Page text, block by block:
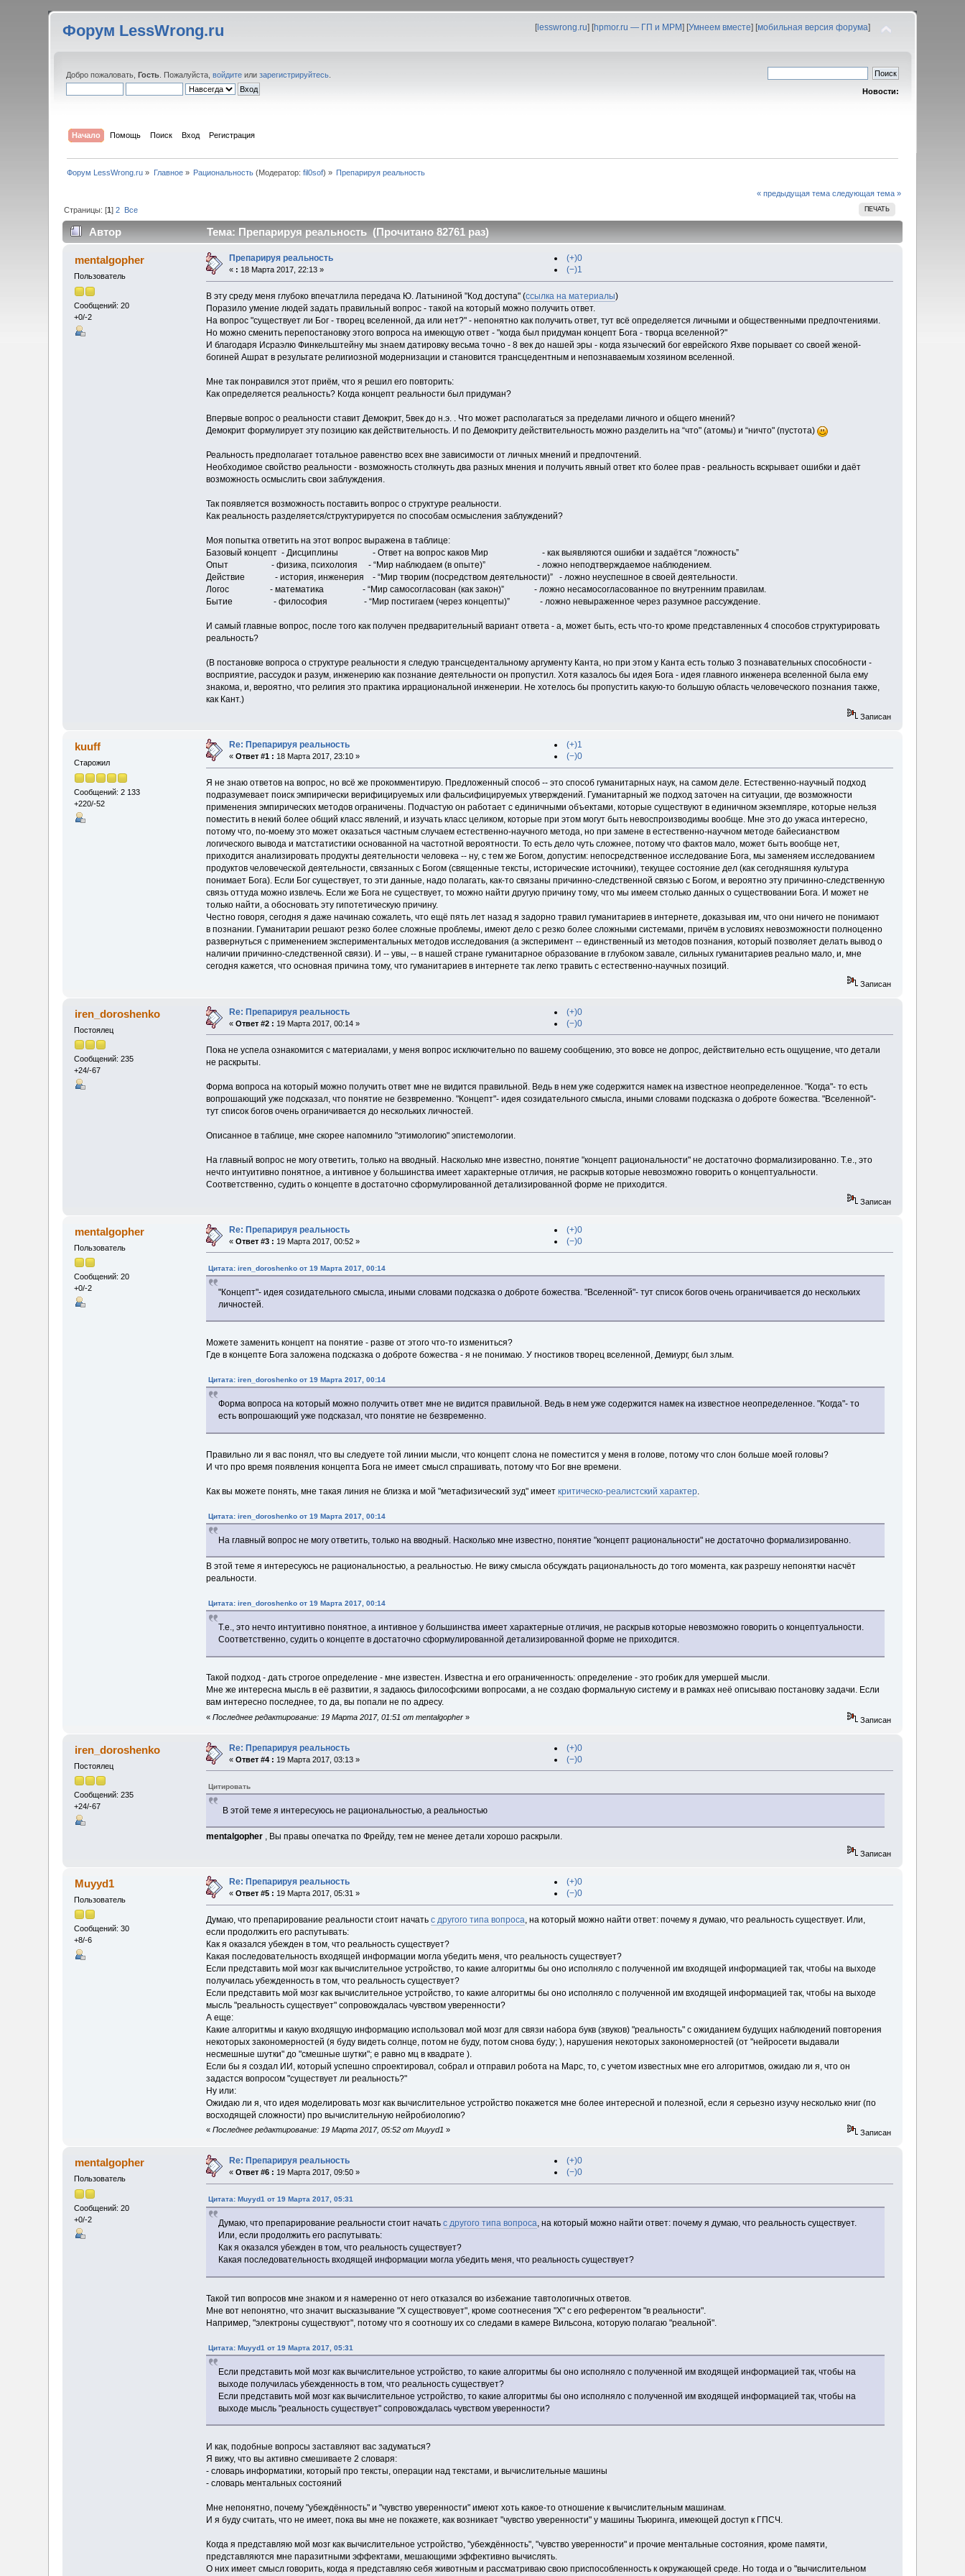
Форум LessWrong.ru [lesswrong.ru] [hpmor.ru — ГП и МРМ] [Умнеем вместе] [мобильная версия форума]
Добро пожаловать,Гость . Пожалуйста,войдите илизарегистрируйтесь
Новости:
Начало Помощь Поиск Вход Регистрация
Форум LessWrong.ru » Главное» Рациональность (Модератор:fil0sof) » Препарируя реальность
« предыдущая тема следующая тема »
ПЕЧАТЬ
Страницы: [1]2 Все
Автор Тема: Препарируя реальность (Прочитано 82761 раз)
mentalgopher
Пользователь
Сообщений: 20
+0/-2
Препарируя реальность
« : 18 Марта 2017, 22:13 »
(+)0
(−)1
В эту среду меня глубоко впечатлила передача Ю. Латыниной "Код доступа" (ссылка на материалы)
Поразило умение людей задать правильный вопрос - такой на который можно получить ответ.
На вопрос "существует ли Бог - творец вселенной, да или нет?" - непонятно как получить ответ, тут всё определяется личными и общественными предпочтениями.
Но можно сменить перепостановку этого вопроса на имеющую ответ - "когда был придуман концепт Бога - творца вселенной?"
И благодаря Исраэлю Финкельштейну мы знаем датировку весьма точно - 8 век до нашей эры - когда языческий бог еврейского Яхве порывает со своей женой-
богиней Ашрат в результате религиозной модернизации и становится трансцедентным и непознаваемым хозяином вселенной.
Мне так понравился этот приём, что я решил его повторить:
Как определяется реальность? Когда концепт реальности был придуман?
Впервые вопрос о реальности ставит Демокрит, 5век до н.э. . Что может располагаться за пределами личного и общего мнений?
Демокрит формулирует эту позицию как действительность. И по Демокриту действительность можно разделить на “что" (атомы) и “ничто" (пустота)
Реальность предполагает тотальное равенство всех вне зависимости от личных мнений и предпочтений.
Необходимое свойство реальности - возможность столкнуть два разных мнения и получить явный ответ кто более прав - реальность вскрывает ошибки и даёт
возможность осмыслить свои заблуждения.
Так появляется возможность поставить вопрос о структуре реальности.
Как реальность разделяется/структурируется по способам осмысления заблуждений?
Моя попытка ответить на этот вопрос выражена в таблице:
Базовый концепт - Дисциплины - Ответ на вопрос каков Мир - как выявляются ошибки и задаётся “ложность”
Опыт - физика, психология - “Мир наблюдаем (в опыте)” - ложно неподтверждаемое наблюдением.
Действие - история, инженерия - “Мир творим (посредством деятельности)” - ложно неуспешное в своей деятельности.
Логос - математика - “Мир самосогласован (как закон)” - ложно несамосогласованное по внутренним правилам.
Бытие - философия - “Мир постигаем (через концепты)” - ложно невыраженное через разумное рассуждение.
И самый главные вопрос, после того как получен предварительный вариант ответа - а, может быть, есть что-то кроме представленных 4 способов структурировать
реальность?
(В постановке вопроса о структуре реальности я следую трансцедентальному аргументу Канта, но при этом у Канта есть только 3 познавательных способности -
восприятие, рассудок и разум, инженерию как познание деятельности он пропустил. Хотя казалось бы идея Бога - идея главного инженера вселенной была ему
знакома, и, вероятно, что религия это практика иррациональной инженерии. Не хотелось бы пропустить какую-то большую область человеческого познания также,
как Кант.)
Записан
kuuff
Старожил
Сообщений: 2 133
+220/-52
Re: Препарируя реальность
«Ответ #1 : 18 Марта 2017, 23:10 »
(+)1
(−)0
Я не знаю ответов на вопрос, но всё же прокомментирую. Предложенный способ -- это способ гуманитарных наук, на самом деле. Естественно-научный подход
подразумевает поиск эмпирически верифицируемых или фальсифицируемых утверждений. Гуманитарный же подход заточен на ситуации, где возможности
применения эмпирических методов ограничены. Подчастую он работает с единичными объектами, которые существуют в единичном экземпляре, которые нельзя
поместить в некий более общий класс явлений, и изучать класс целиком, которые при этом могут быть невоспроизводимы вообще. Мне это до ужаса интересно,
потому что, по-моему это может оказаться частным случаем естественно-научного метода, но при замене в естественно-научном методе байесианством
логического вывода и матстатистики основанной на частотной вероятности. То есть дело чуть сложнее, потому что фактов мало, может быть вообще нет,
приходится анализировать продукты деятельности человека -- ну, с тем же Богом, допустим: непосредственное исследование Бога, мы заменяем исследованием
продуктов человеческой деятельности, связанных с Богом (священные тексты, исторические источники), текущее состояние дел (как сегодняшняя культура
понимает Бога). Если Бог существует, то эти данные, надо полагать, как-то связаны причинно-следственной связью с Богом, и вероятно эту причинно-следственную
связь оттуда можно извлечь. Если же Бога не существует, то можно найти другую причину тому, что мы имеем столько данных о существовании Бога. И может не
только найти, а обосновать эту гипотетическую причину.
Честно говоря, сегодня я даже начинаю сожалеть, что ещё пять лет назад я задорно травил гуманитариев в интернете, доказывая им, что они ничего не понимают
в познании. Гуманитарии решают резко более сложные проблемы, имеют дело с резко более сложными системами, причём в условиях невозможности полноценно
развернуться с применением экспериментальных методов исследования (а эксперимент -- единственный из методов познания, который позволяет делать вывод о
наличии причинно-следственной связи). И -- увы, -- в нашей стране гуманитарное образование в глубоком завале, сильных гуманитариев реально мало, и, мне
сегодня кажется, что основная причина тому, что гуманитариев в интернете так легко травить с естественно-научных позиций.
Записан
iren_doroshenko
Постоялец
Сообщений: 235
+24/-67
Re: Препарируя реальность
«Ответ #2 : 19 Марта 2017, 00:14 »
(+)0
(−)0
Пока не успела ознакомится с материалами, у меня вопрос исключительно по вашему сообщению, это вовсе не допрос, действительно есть ощущение, что детали
не раскрыты.
Форма вопроса на который можно получить ответ мне не видится правильной. Ведь в нем уже содержится намек на известное неопределенное. "Когда"- то есть
вопрошающий уже подсказал, что понятие не безвременно. "Концепт"- идея созидательного смысла, иными словами подсказка о доброте божества. "Вселенной"-
тут список богов очень ограничивается до нескольких личностей.
Описанное в таблице, мне скорее напомнило "этимологию" эпистемологии.
На главный вопрос не могу ответить, только на вводный. Насколько мне известно, понятие "концепт рациональности" не достаточно формализированно. Т.е., это
нечто интуитивно понятное, а интивное у большинства имеет характерные отличия, не раскрыв которые невозможно говорить о концептуальности.
Соответственно, судить о концепте в достаточно сформулированной детализированной форме не приходится.
Записан
mentalgopher
Пользователь
Сообщений: 20
+0/-2
Re: Препарируя реальность
«Ответ #3 : 19 Марта 2017, 00:52 »
(+)0
(−)0
Цитата: iren_doroshenko от 19 Марта 2017, 00:14
"Концепт"- идея созидательного смысла, иными словами подсказка о доброте божества. "Вселенной"- тут список богов очень ограничивается до нескольких
личностей.
Можете заменить концепт на понятие - разве от этого что-то измениться?
Где в концепте Бога заложена подсказка о доброте божества - я не понимаю. У гностиков творец вселенной, Демиург, был злым.
Цитата: iren_doroshenko от 19 Марта 2017, 00:14
Форма вопроса на который можно получить ответ мне не видится правильной. Ведь в нем уже содержится намек на известное неопределенное. "Когда"- то
есть вопрошающий уже подсказал, что понятие не безвременно.
Правильно ли я вас понял, что вы следуете той линии мысли, что концепт слона не поместится у меня в голове, потому что слон больше моей головы?
И что про время появления концепта Бога не имеет смысл спрашивать, потому что Бог вне времени.
Как вы можете понять, мне такая линия не близка и мой "метафизический зуд" имеет критическо-реалистский характер.
Цитата: iren_doroshenko от 19 Марта 2017, 00:14
На главный вопрос не могу ответить, только на вводный. Насколько мне известно, понятие "концепт рациональности" не достаточно формализированно.
В этой теме я интересуюсь не рациональностью, а реальностью. Не вижу смысла обсуждать рациональность до того момента, как разрешу непонятки насчёт
реальности.
Цитата: iren_doroshenko от 19 Марта 2017, 00:14
Т.е., это нечто интуитивно понятное, а интивное у большинства имеет характерные отличия, не раскрыв которые невозможно говорить о концептуальности.
Соответственно, судить о концепте в достаточно сформулированной детализированной форме не приходится.
Такой подход - дать строгое определение - мне известен. Известна и его ограниченность: определение - это гробик для умершей мысли.
Мне же интересна мысль в её развитии, я задаюсь философскими вопросами, а не создаю формальную систему и в рамках неё описываю постановку задачи. Если
вам интересно последнее, то да, вы попали не по адресу.
« Последнее редактирование: 19 Марта 2017, 01:51 от mentalgopher» Записан
iren_doroshenko
Постоялец
Сообщений: 235
+24/-67
Re: Препарируя реальность
«Ответ #4 : 19 Марта 2017, 03:13 »
(+)0
(−)0
Цитировать
В этой теме я интересуюсь не рациональностью, а реальностью
mentalgopher , Вы правы опечатка по Фрейду, тем не менее детали хорошо раскрыли.
Записан
Muyyd1
Пользователь
Сообщений: 30
+8/-6
Re: Препарируя реальность
«Ответ #5 : 19 Марта 2017, 05:31 »
(+)0
(−)0
Думаю, что препарирование реальности стоит начать с другого типа вопроса, на который можно найти ответ: почему я думаю, что реальность существует. Или,
если продолжить его распутывать:
Как я оказался убежден в том, что реальность существует?
Какая последовательность входящей информации могла убедить меня, что реальность существует?
Если представить мой мозг как вычислительное устройство, то какие алгоритмы бы оно исполняло с полученной им входящей информацией так, чтобы на выходе
получилась убежденность в том, что реальность существует?
Если представить мой мозг как вычислительное устройство, то какие алгоритмы бы оно исполняло с полученной им входящей информацией так, чтобы на выходе
мысль "реальность существует" сопровождалась чувством уверенности?
А еще:
Какие алгоритмы и какую входящую информацию использовал мой мозг для связи набора букв (звуков) "реальность" с ожиданием будущих наблюдений повторения
некоторых закономерностей (я буду видеть солнце, потом не буду, потом снова буду; ), нарушения некоторых закономерностей (от "нейросети выдавали
несмешные шутки" до "смешные шутки"; е равно мц в квадрате ).
Если бы я создал ИИ, который успешно спроектировал, собрал и отправил робота на Марс, то, с учетом известных мне его алгоритмов, ожидаю ли я, что он
задастся вопросом "существует ли реальность?"
Ну или:
Ожидаю ли я, что идея моделировать мозг как вычислительное устройство покажется мне более интересной и полезной, если я серьезно изучу несколько книг (по
восходящей сложности) про вычислительную нейробиологию?
« Последнее редактирование: 19 Марта 2017, 05:52 от Muyyd1 » Записан
mentalgopher
Пользователь
Сообщений: 20
+0/-2
Re: Препарируя реальность
«Ответ #6 : 19 Марта 2017, 09:50 »
(+)0
(−)0
Цитата: Muyyd1 от 19 Марта 2017, 05:31
Думаю, что препарирование реальности стоит начатьс другого типа вопроса, на который можно найти ответ: почему я думаю, что реальность существует.
Или, если продолжить его распутывать:
Как я оказался убежден в том, что реальность существует?
Какая последовательность входящей информации могла убедить меня, что реальность существует?
Такой тип вопросов мне знаком и я намеренно от него отказался во избежание тавтологичных ответов.
Мне вот непонятно, что значит высказывание "Х существовует", кроме соотнесения "Х" с его референтом "в реальности".
Например, "электроны существуют", потому что я соотношу их со следами в камере Вильсона, которую полагаю "реальной".
Цитата: Muyyd1 от 19 Марта 2017, 05:31
Если представить мой мозг как вычислительное устройство, то какие алгоритмы бы оно исполняло с полученной им входящей информацией так, чтобы на
выходе получилась убежденность в том, что реальность существует?
Если представить мой мозг как вычислительное устройство, то какие алгоритмы бы оно исполняло с полученной им входящей информацией так, чтобы на
выходе мысль "реальность существует" сопровождалась чувством уверенности?
И как, подобные вопросы заставляют вас задуматься?
Я вижу, что вы активно смешиваете 2 словаря:
- словарь информатики, который про тексты, операции над текстами, и вычислительные машины
- словарь ментальных состояний
Мне непонятно, почему "убеждённость" и "чувство уверенности" имеют хоть какое-то отношение к вычислительным машинам.
И я буду считать, что не имеет, пока вы мне не покажете, как возникает "чувство уверенности" у машины Тьюринга, имеющей доступ к ГПСЧ.
Когда я представляю мой мозг как вычислительное устройство, "убеждённость", "чувство уверенности" и прочие ментальные состояния, кроме памяти,
представляются мне паразитными эффектами, мешающими эффективно вычислять.
О них имеет смысл говорить, когда я представляю себя животным и рассматриваю свою приспособленность к окружающей среде. Но тогда и о "вычислительном